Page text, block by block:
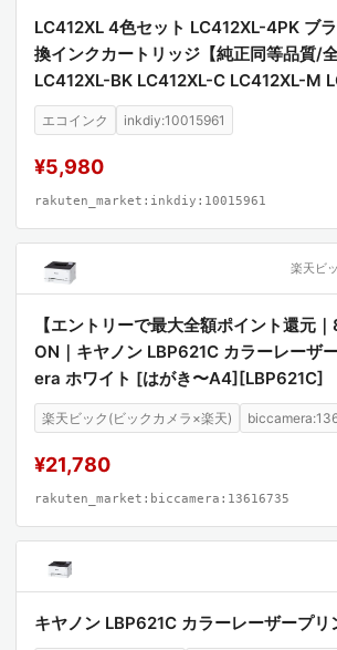
LC412XL 4色セット LC412XL-4PK ブ
換インクカートリッジ【純正同等品質/
LC412XL-BK LC412XL-C LC412XL-M
プリンター MFC-J7100CDW MFC-
顔料インク 互換インク
エコインク inkdiy:10015961
¥5,980
rakuten_market:inkdiy:10015961
楽天ビ
【エントリーで最大全額ポイント還元
ON｜キヤノン LBP621C カラーレーザ
era ホワイト [はがき〜A4][LBP621C]
楽天ビック(ビックカメラ×楽天)
¥21,780
rakuten_market:biccamera:13616735
キヤノン LBP621C カラーレーザープ